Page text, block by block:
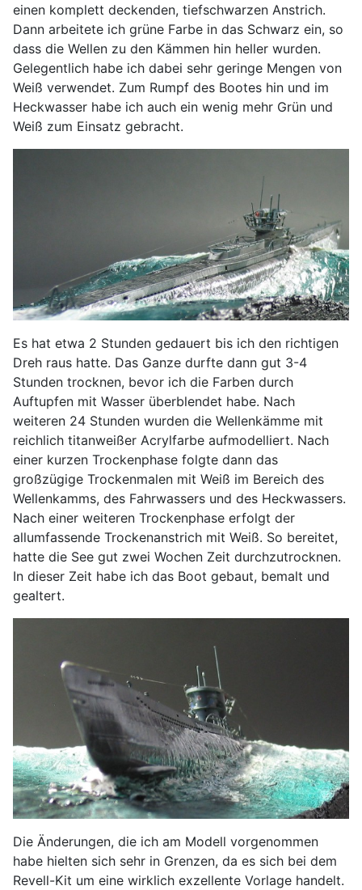
einen komplett deckenden, tiefschwarzen Anstrich.
Dann arbeitete ich grüne Farbe in das Schwarz ein, so
dass die Wellen zu den Kämmen hin heller wurden.
Gelegentlich habe ich dabei sehr geringe Mengen von
Weiß verwendet. Zum Rumpf des Bootes hin und im
Heckwasser habe ich auch ein wenig mehr Grün und
Weiß zum Einsatz gebracht.
Es hat etwa 2 Stunden gedauert bis ich den richtigen
Dreh raus hatte. Das Ganze durfte dann gut 3-4
Stunden trocknen, bevor ich die Farben durch
Auftupfen mit Wasser überblendet habe. Nach
weiteren 24 Stunden wurden die Wellenkämme mit
reichlich titanweißer Acrylfarbe aufmodelliert. Nach
einer kurzen Trockenphase folgte dann das
großzügige Trockenmalen mit Weiß im Bereich des
Wellenkamms, des Fahrwassers und des Heckwassers.
Nach einer weiteren Trockenphase erfolgt der
allumfassende Trockenanstrich mit Weiß. So bereitet,
hatte die See gut zwei Wochen Zeit durchzutrocknen.
In dieser Zeit habe ich das Boot gebaut, bemalt und
gealtert.
Die Änderungen, die ich am Modell vorgenommen
habe hielten sich sehr in Grenzen, da es sich bei dem
Revell-Kit um eine wirklich exzellente Vorlage handelt.